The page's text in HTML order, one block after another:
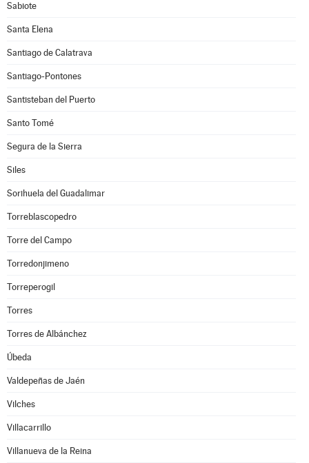
Sabiote
Santa Elena
Santiago de Calatrava
Santiago-Pontones
Santisteban del Puerto
Santo Tomé
Segura de la Sierra
Siles
Sorihuela del Guadalimar
Torreblascopedro
Torre del Campo
Torredonjimeno
Torreperogil
Torres
Torres de Albánchez
Úbeda
Valdepeñas de Jaén
Vilches
Villacarrillo
Villanueva de la Reina